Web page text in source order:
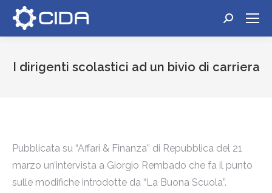
Cerca:
I dirigenti scolastici ad un bivio di carriera
Pubblicata su “Affari & Finanza” di Repubblica del 21
marzo un’intervista a Giorgio Rembado che fa il punto
sulle modifiche introdotte da “La Buona Scuola”.